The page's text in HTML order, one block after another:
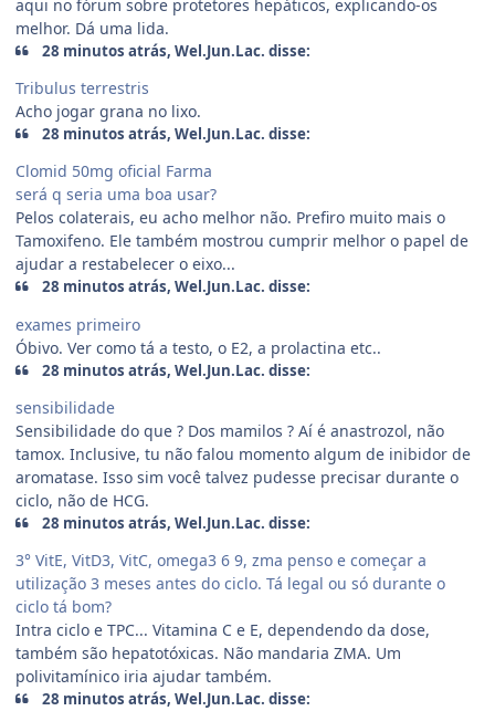
aqui no fórum sobre protetores hepáticos, explicando-os
melhor. Dá uma lida.
28 minutos atrás, Wel.Jun.Lac. disse:
Tribulus terrestris
Acho jogar grana no lixo.
28 minutos atrás, Wel.Jun.Lac. disse:
Clomid 50mg oficial Farma
será q seria uma boa usar?
Pelos colaterais, eu acho melhor não. Prefiro muito mais o
Tamoxifeno. Ele também mostrou cumprir melhor o papel de
ajudar a restabelecer o eixo...
28 minutos atrás, Wel.Jun.Lac. disse:
exames primeiro
Óbivo. Ver como tá a testo, o E2, a prolactina etc..
28 minutos atrás, Wel.Jun.Lac. disse:
sensibilidade
Sensibilidade do que ? Dos mamilos ? Aí é anastrozol, não
tamox. Inclusive, tu não falou momento algum de inibidor de
aromatase. Isso sim você talvez pudesse precisar durante o
ciclo, não de HCG.
28 minutos atrás, Wel.Jun.Lac. disse:
3° VitE, VitD3, VitC, omega3 6 9, zma penso e começar a
utilização 3 meses antes do ciclo. Tá legal ou só durante o
ciclo tá bom?
Intra ciclo e TPC... Vitamina C e E, dependendo da dose,
também são hepatotóxicas. Não mandaria ZMA. Um
polivitamínico iria ajudar também.
28 minutos atrás, Wel.Jun.Lac. disse: